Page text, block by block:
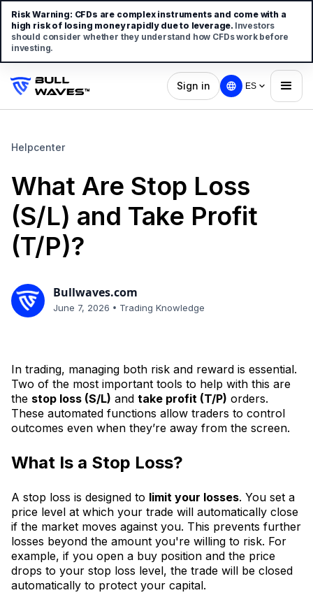
Sign in ES
Helpcenter
What Are Stop Loss
(S/L) and Take Profit
(T/P)?
Bullwaves.com
June 7, 2026 • Trading Knowledge
In trading, managing both risk and reward is essential.
Two of the most important tools to help with this are
the stop loss (S/L) and take profit (T/P) orders.
These automated functions allow traders to control
outcomes even when they’re away from the screen.
What Is a Stop Loss?
A stop loss is designed to limit your losses. You set a
price level at which your trade will automatically close
if the market moves against you. This prevents further
losses beyond the amount you're willing to risk. For
example, if you open a buy position and the price
drops to your stop loss level, the trade will be closed
automatically to protect your capital.
Risk Warning: CFDs are complex instruments and come with a
high risk of losing money rapidly due to leverage. Investors
should consider whether they understand how CFDs work before
investing.